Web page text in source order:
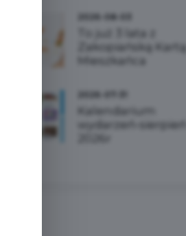
To już 3 lata z
Zakopiańską Kartą
Mieszkańca
Kalendarium
wydarzeń-sierpień